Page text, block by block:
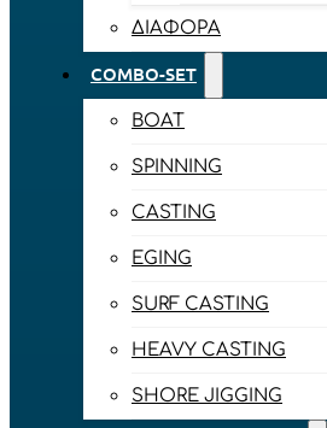
ΔΙΆΦΟΡΑ
COMBO-SET
BOAT
SPINNING
CASTING
EGING
SURF CASTING
HEAVY CASTING
SHORE JIGGING